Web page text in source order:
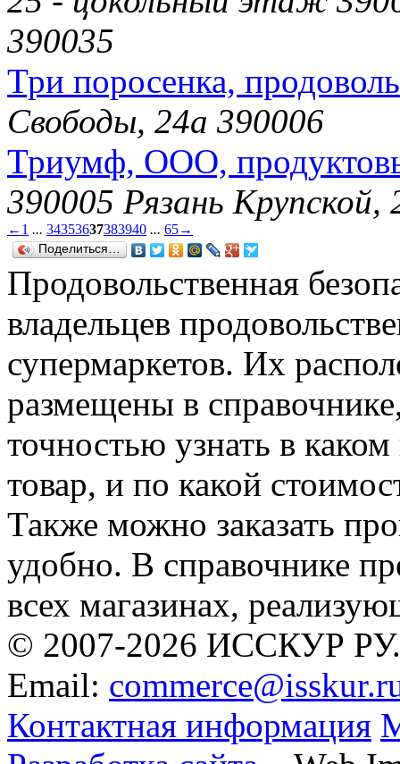
390035
Три поросенка,
Свободы, 24а 390006
Триумф, ООО,
390005 Рязань Крупской,
← 1 ... 34353637383940 ... 65→
Поделиться…
Продовольственная
владельцев
супермаркетов. Их
размещены в
точностью узнать в
товар, и по какой
Также можно заказать
удобно. В справочнике
всех магазинах,
© 2007-2026 ИССКУР РУ.
Email:
Контактная информация